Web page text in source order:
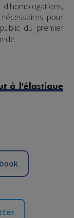
pour
du premier
à l'élastique